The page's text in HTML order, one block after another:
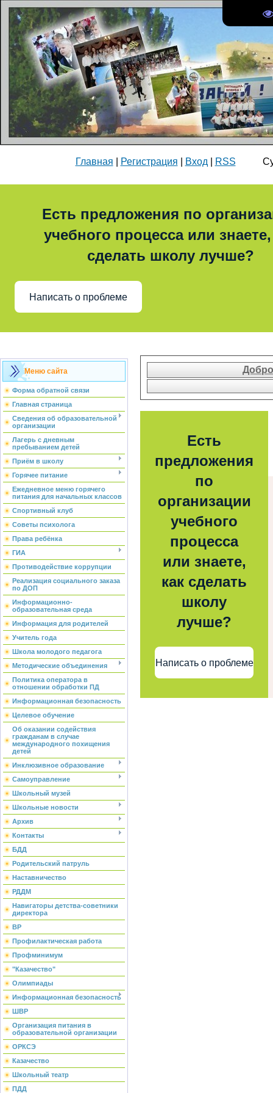
Главная Регистрация Вход RSS
Есть предложения по
учебного процесса или знаете,
сделать школу лучше?
Написать о проблеме
Меню сайта
Форма обратной связи
Главная страница
Сведения об образовательной
организации
Лагерь с дневным
пребыванием детей
Приём в школу
Горячее питание
Ежедневное меню горячего
питания для начальных классов
Спортивный клуб
Советы психолога
Права ребёнка
ГИА
Противодействие коррупции
Реализация социального заказа
по ДОП
Информационно-
образовательная среда
Информация для родителей
Учитель года
Школа молодого педагога
Методические объединения
Политика оператора в
отношении обработки ПД
Информационная безопасность
Целевое обучение
Об оказании содействия
гражданам в случае
международного похищения
детей
Инклюзивное образование
Самоуправление
Школьный музей
Школьные новости
Архив
Контакты
БДД
Родительский патруль
Наставничество
РДДМ
Навигаторы детства-советники
директора
ВР
Профилактическая работа
Профминимум
"Казачество"
Олимпиады
Информационная безопасность
ШВР
Организация питания в
образовательной организации
ОРКСЭ
Казачество
Школьный театр
ПДД
Есть
предложения
по
организации
учебного
процесса
или знаете,
как сделать
школу
лучше?
Написать о проблеме